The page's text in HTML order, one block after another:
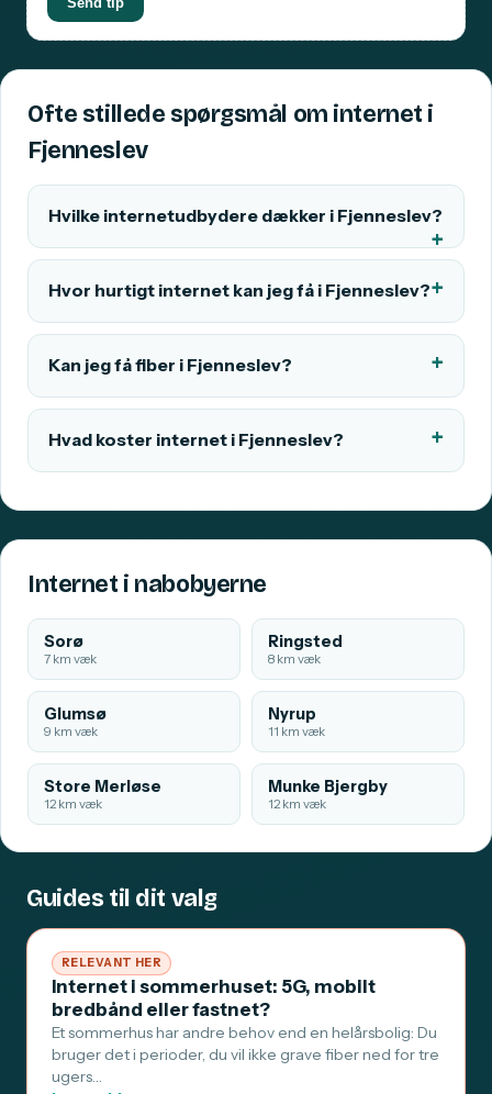
Ofte stillede spørgsmål om internet i
Fjenneslev
Hvilke internetudbydere dækker i Fjenneslev?
Hvor hurtigt internet kan jeg få i Fjenneslev?
Kan jeg få fiber i Fjenneslev?
Hvad koster internet i Fjenneslev?
Internet i nabobyerne
Sorø
7 km væk
Ringsted
8 km væk
Glumsø
9 km væk
Nyrup
11 km væk
Store Merløse
12 km væk
Munke Bjergby
12 km væk
Guides til dit valg
RELEVANT HER
Internet i sommerhuset: 5G, mobilt
bredbånd eller fastnet?
Et sommerhus har andre behov end en helårsbolig: Du
bruger det i perioder, du vil ikke grave fiber ned for tre
ugers…